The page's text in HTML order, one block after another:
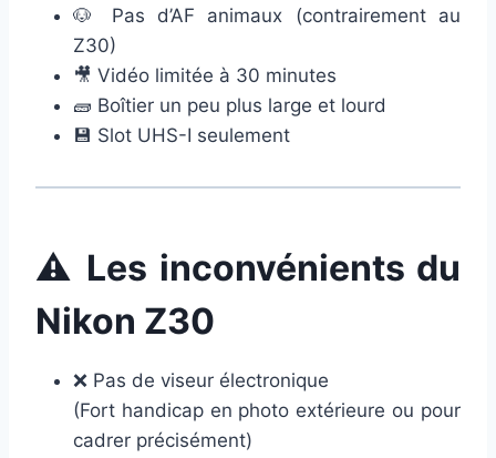
🐶 Pas d’AF animaux (contrairement au
Z30)
🎥 Vidéo limitée à 30 minutes
🧱 Boîtier un peu plus large et lourd
💾 Slot UHS-I seulement
⚠️ Les inconvénients du
Nikon Z30
❌ Pas de viseur électronique
(Fort handicap en photo extérieure ou pour
cadrer précisément)